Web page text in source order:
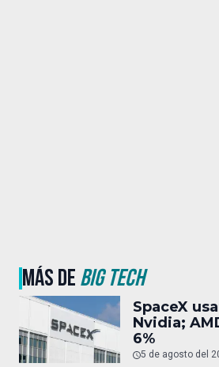
MÁS DEBIG TECH
SpaceX
Nvidia;
6%
5 de agosto del